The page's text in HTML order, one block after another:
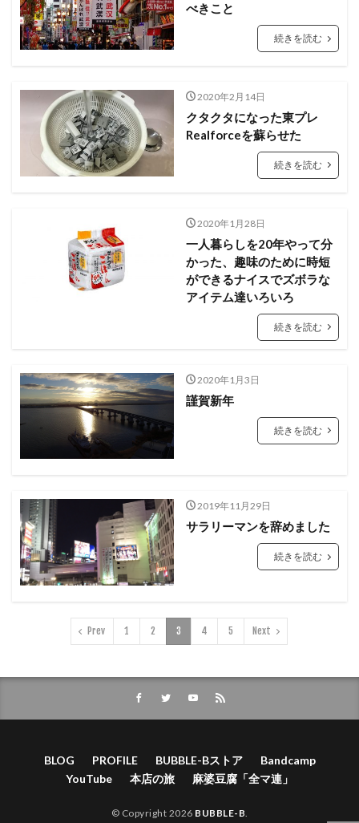
べきこと
続きを読む
2020年2月14日
クタクタになった東プレ
Realforceを蘇らせた
続きを読む
2020年1月28日
一人暮らしを20年やって分
かった、趣味のために時短
ができるナイスでズボラな
アイテム達いろいろ
続きを読む
2020年1月3日
謹賀新年
続きを読む
2019年11月29日
サラリーマンを辞めました
続きを読む
Prev 1 2 3 4 5 Next
BLOG PROFILE BUBBLE-Bストア
Bandcamp
YouTube
本店の旅 麻婆豆腐「全マ連」
© Copyright 2026 BUBBLE-B.